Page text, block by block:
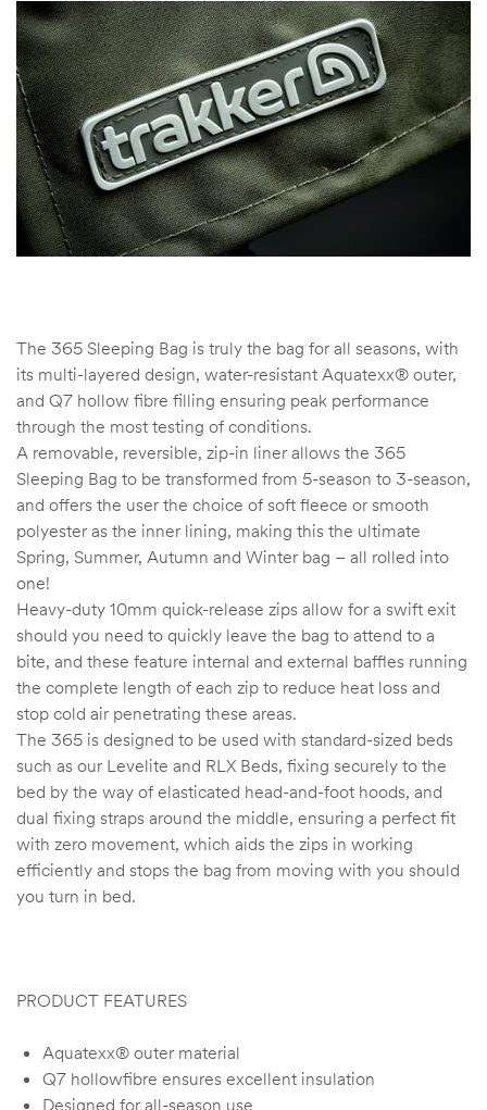
The 365 Sleeping Bag is truly the bag for all seasons, with
its multi-layered design, water-resistant Aquatexx® outer,
and Q7 hollow fibre filling ensuring peak performance
through the most testing of conditions.
A removable, reversible, zip-in liner allows the 365
Sleeping Bag to be transformed from 5-season to 3-season,
and offers the user the choice of soft fleece or smooth
polyester as the inner lining, making this the ultimate
Spring, Summer, Autumn and Winter bag – all rolled into
one!
Heavy-duty 10mm quick-release zips allow for a swift exit
should you need to quickly leave the bag to attend to a
bite, and these feature internal and external baffles running
the complete length of each zip to reduce heat loss and
stop cold air penetrating these areas.
The 365 is designed to be used with standard-sized beds
such as our Levelite and RLX Beds, fixing securely to the
bed by the way of elasticated head-and-foot hoods, and
dual fixing straps around the middle, ensuring a perfect fit
with zero movement, which aids the zips in working
efficiently and stops the bag from moving with you should
you turn in bed.
PRODUCT FEATURES
Aquatexx® outer material
Q7 hollowfibre ensures excellent insulation
Designed for all-season use